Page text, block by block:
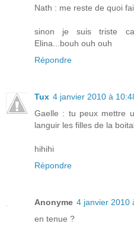
Nath : me reste de quoi
sinon je suis triste
Elina...bouh ouh ouh
Répondre
Tux 4 janvier 2010 à
Gaelle : tu peux mettre
languir les filles de la
hihihi
Répondre
Anonyme 4 janvier 2010
en tenue ?